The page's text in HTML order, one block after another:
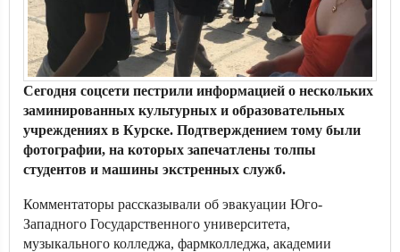
Сегодня соцсети пестрили информацией о нескольких
заминированных культурных и образовательных
учреждениях в Курске. Подтверждением тому были
фотографии, на которых запечатлены толпы
студентов и машины экстренных служб.
Комментаторы рассказывали об эвакуации Юго-
Западного Государственного университета,
музыкального колледжа, фармколледжа, академии